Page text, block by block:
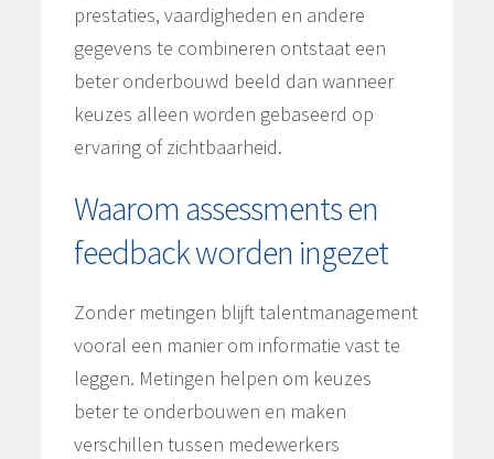
prestaties, vaardigheden en andere
gegevens te combineren ontstaat een
beter onderbouwd beeld dan wanneer
keuzes alleen worden gebaseerd op
ervaring of zichtbaarheid.
Waarom assessments en
feedback worden ingezet
Zonder metingen blijft talentmanagement
vooral een manier om informatie vast te
leggen. Metingen helpen om keuzes
beter te onderbouwen en maken
verschillen tussen medewerkers